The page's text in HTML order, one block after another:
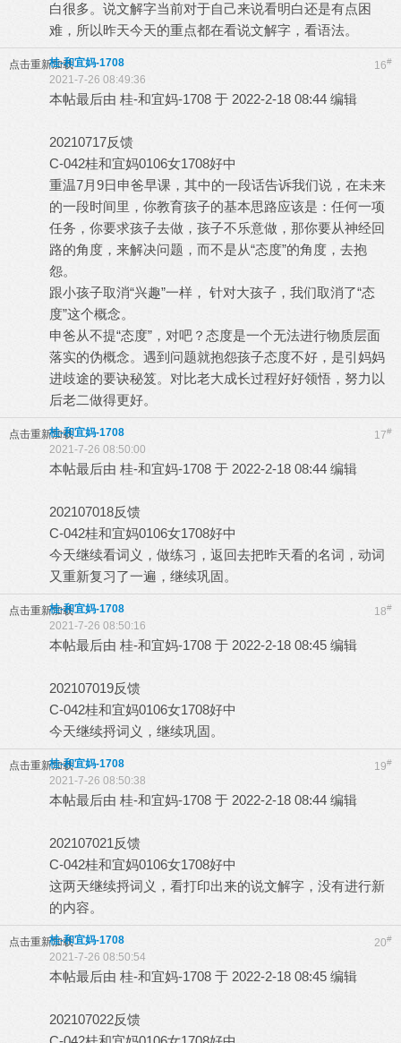
白很多。说文解字当前对于自己来说看明白还是有点困
难，所以昨天今天的重点都在看说文解字，看语法。
点击重新加载 16#
桂-和宜妈-1708
2021-7-26 08:49:36
本帖最后由 桂-和宜妈-1708 于 2022-2-18 08:44 编辑
20210717反馈
C-042桂和宜妈0106女1708好中
重温7月9日申爸早课，其中的一段话告诉我们说，在未来
的一段时间里，你教育孩子的基本思路应该是：任何一项
任务，你要求孩子去做，孩子不乐意做，那你要从神经回
路的角度，来解决问题，而不是从“态度”的角度，去抱
怨。
跟小孩子取消“兴趣”一样， 针对大孩子，我们取消了“态
度”这个概念。
申爸从不提“态度”，对吧？态度是一个无法进行物质层面
落实的伪概念。遇到问题就抱怨孩子态度不好，是引妈妈
进歧途的要诀秘笈。对比老大成长过程好好领悟，努力以
后老二做得更好。
点击重新加载 17#
桂-和宜妈-1708
2021-7-26 08:50:00
本帖最后由 桂-和宜妈-1708 于 2022-2-18 08:44 编辑
202107018反馈
C-042桂和宜妈0106女1708好中
今天继续看词义，做练习，返回去把昨天看的名词，动词
又重新复习了一遍，继续巩固。
点击重新加载 18#
桂-和宜妈-1708
2021-7-26 08:50:16
本帖最后由 桂-和宜妈-1708 于 2022-2-18 08:45 编辑
202107019反馈
C-042桂和宜妈0106女1708好中
今天继续捋词义，继续巩固。
点击重新加载 19#
桂-和宜妈-1708
2021-7-26 08:50:38
本帖最后由 桂-和宜妈-1708 于 2022-2-18 08:44 编辑
202107021反馈
C-042桂和宜妈0106女1708好中
这两天继续捋词义，看打印出来的说文解字，没有进行新
的内容。
点击重新加载 20#
桂-和宜妈-1708
2021-7-26 08:50:54
本帖最后由 桂-和宜妈-1708 于 2022-2-18 08:45 编辑
202107022反馈